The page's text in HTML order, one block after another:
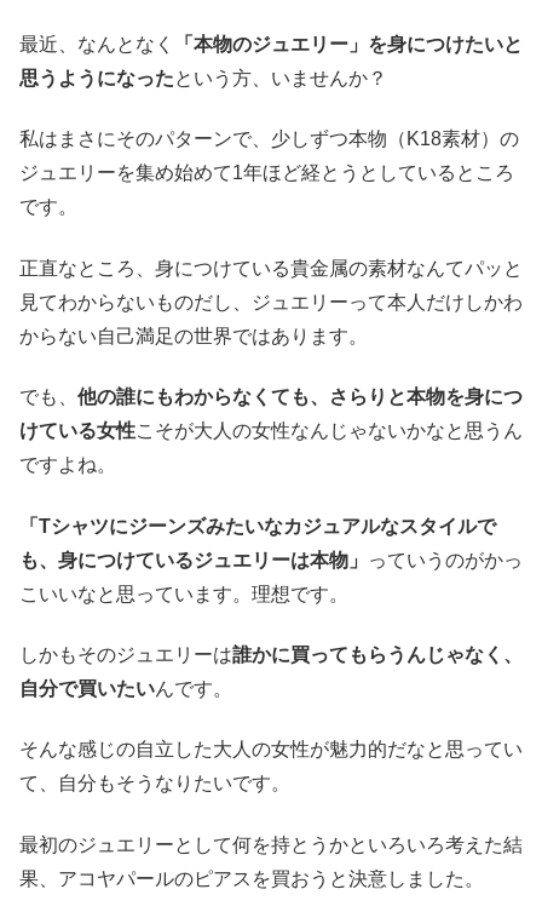
最近、なんとなく
「本物のジュエリー」を身につけたいと
思うようになったという方、いませんか？
私はまさにそのパターンで、少しずつ本物（K18素材）の
ジュエリーを集め始めて1年ほど経とうとしているところ
です。
正直なところ、身につけている貴金属の素材なんてパッと
見てわからないものだし、ジュエリーって本人だけしかわ
からない自己満足の世界ではあります。
でも、 他の誰にもわからなくても、さらりと本物を身につ
けている女性こそが大人の女性なんじゃないかなと思うん
ですよね。
「Tシャツにジーンズみたいなカジュアルなスタイルで
も、身につけているジュエリーは本物」
っていうのがかっ
こいいなと思っています。理想です。
しかもそのジュエリーは誰かに買ってもらうんじゃなく、
自分で買いたいんです。
そんな感じの自立した大人の女性が魅力的だなと思ってい
て、自分もそうなりたいです。
最初のジュエリーとして何を持とうかといろいろ考えた結
果、アコヤパールのピアスを買おうと決意しました。